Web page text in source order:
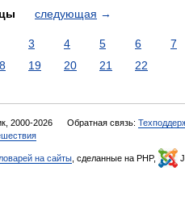
следующая →
3 4 5 6 7
19 20 21 22
2000-2026 Обратная связь:
на сайты , сделанные на PHP,